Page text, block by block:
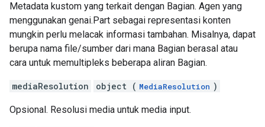
Metadata kustom yang terkait dengan Bagian. Agen yang
menggunakan genai.Part sebagai representasi konten
mungkin perlu melacak informasi tambahan. Misalnya, dapat
berupa nama file/sumber dari mana Bagian berasal atau
cara untuk memultipleks beberapa aliran Bagian.
mediaResolution object ( MediaResolution )
Opsional. Resolusi media untuk media input.